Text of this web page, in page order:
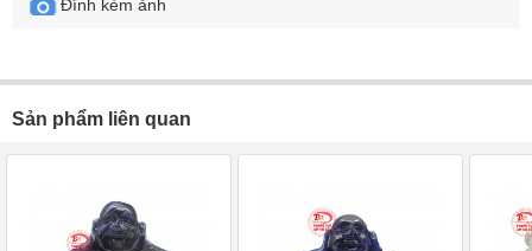
Đính kèm ảnh
Sản phẩm liên quan